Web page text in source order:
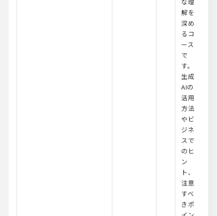
解を
深め
るコ
ース
で
す。
生成
AIの
活用
方法
やビ
ジネ
スで
のヒ
ン
ト、
注意
すべ
きポ